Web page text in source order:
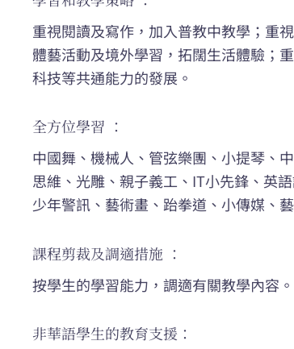
重視閱讀及寫作，加入普教中教學；重
體藝活動及境外學習，拓闊生活體驗；
科技等共通能力的發展。
全方位學習 ：
中國舞、機械人、管弦樂團、小提琴、
思維、光雕、親子義工、IT小先鋒、英
少年警訊、藝術畫、跆拳道、小傳媒、
課程剪裁及調適措施 ：
按學生的學習能力，調適有關教學內容。
非華語學生的教育支援：